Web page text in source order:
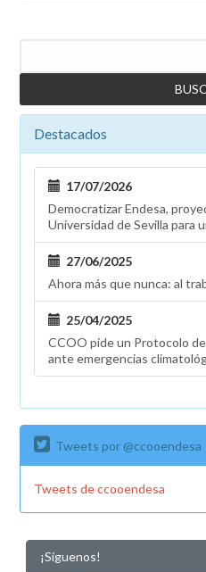
Destacados
17/07/2026
Democratizar Endesa,
Universidad de Sevilla para
27/06/2025
Ahora más que nunca: al
25/04/2025
CCOO pide un Protocolo
ante emergencias
Tweets por @ccooendesa
Tweets de ccooendesa
¡Síguenos!